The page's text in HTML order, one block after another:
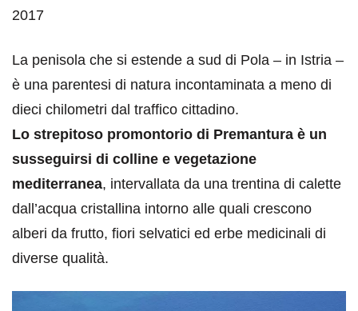
2017
La penisola che si estende a sud di Pola – in Istria –
è una parentesi di natura incontaminata a meno di
dieci chilometri dal traffico cittadino.
Lo strepitoso promontorio di Premantura è un
susseguirsi di colline e vegetazione
mediterranea, intervallata da una trentina di calette
dall’acqua cristallina intorno alle quali crescono
alberi da frutto, fiori selvatici ed erbe medicinali di
diverse qualità.